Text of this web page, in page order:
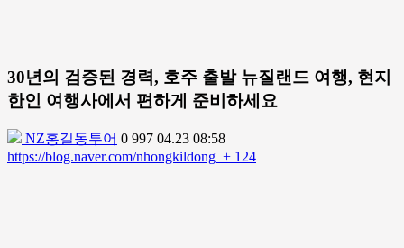
30년의 검증된 경력, 호주 출발 뉴질랜드 여행, 현지
한인 여행사에서 편하게 준비하세요
NZ홍길동투어 0 997 04.23 08:58
https://blog.naver.com/nhongkildong + 124